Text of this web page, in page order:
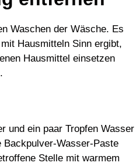
Waschen der Wäsche. Es
Hausmitteln Sinn ergibt,
Hausmittel einsetzen
und ein paar Tropfen Wasser
Backpulver-Wasser-Paste
Stelle mit warmem